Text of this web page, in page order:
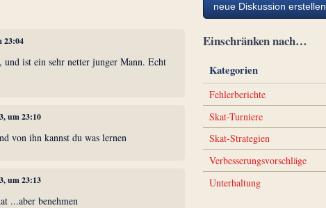
23:04
und ist ein sehr netter junger Mann. Echt
um 23:10
von ihn kannst du was lernen
um 23:13
...aber benehmen
neue Diskussion erstellen
Einschränken nach…
Kategorien
Fehlerberichte
Skat-Turniere
Skat-Strategien
Verbesserungsvorschläge
Unterhaltung